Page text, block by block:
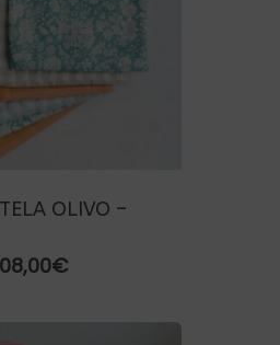
OLIVO –
€Rango